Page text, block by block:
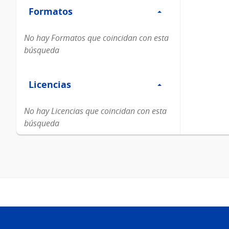
Formatos
Formatos
No hay Formatos que coincidan con esta
búsqueda
Licencias
Licencias
No hay Licencias que coincidan con esta
búsqueda